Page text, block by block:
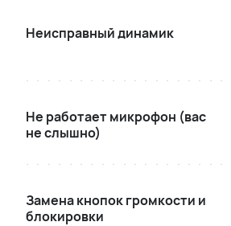
Неисправный динамик
Не работает микрофон (вас
не слышно)
Замена кнопок громкости и
блокировки